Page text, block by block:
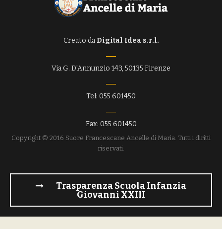
Creato da Digital Idea s.r.l.
Via G. D'Annunzio 143, 50135 Firenze
Tel: 055 601450
Fax: 055 601450
Copyright © 2016 Suore Francescane Ancelle di Maria. Tutti i diritti
riservati.
Trasparenza Scuola Infanzia
Giovanni XXIII